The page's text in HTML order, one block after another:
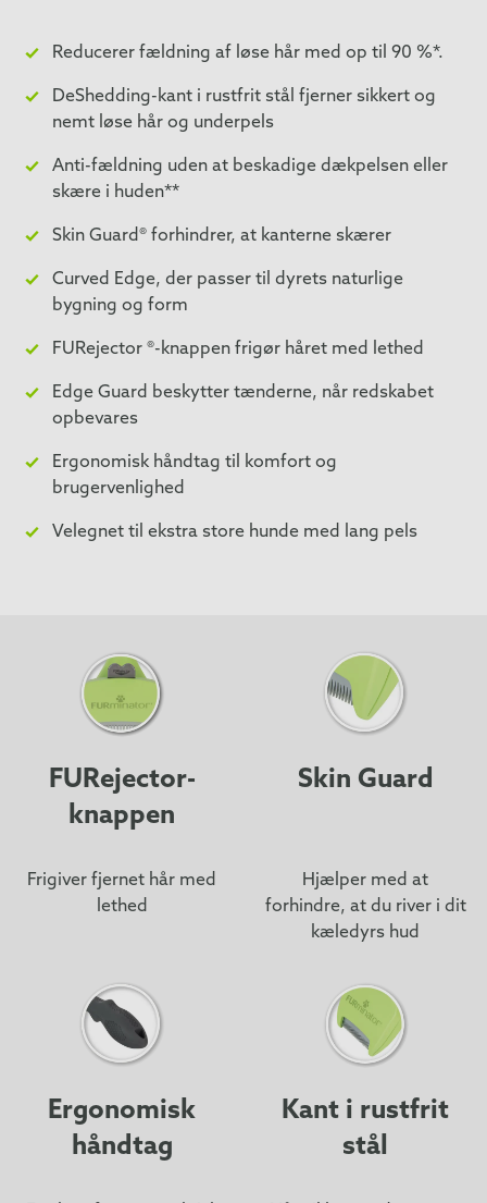
Reducerer fældning af løse hår med op til 90 %*.
DeShedding-kant i rustfrit stål fjerner sikkert og
nemt løse hår og underpels
Anti-fældning uden at beskadige dækpelsen eller
skære i huden**
Skin Guard® forhindrer, at kanterne skærer
Curved Edge, der passer til dyrets naturlige
bygning og form
FURejector ®-knappen frigør håret med lethed
Edge Guard beskytter tænderne, når redskabet
opbevares
Ergonomisk håndtag til komfort og
brugervenlighed
Velegnet til ekstra store hunde med lang pels
FURejector-
knappen
Frigiver fjernet hår med
lethed
Skin Guard
Hjælper med at
forhindre, at du river i dit
kæledyrs hud
Ergonomisk
håndtag
Kant i rustfrit
stål